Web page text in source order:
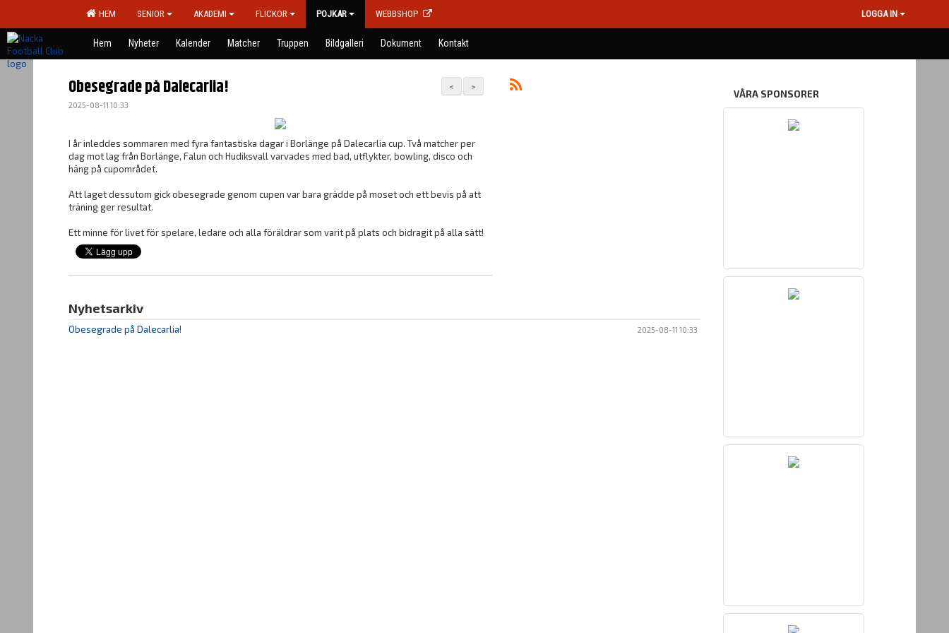
HEM SENIOR AKADEMI FLICKOR POJKAR WEBBSHOP LOGGA IN
Hem Nyheter Kalender Matcher Truppen Bildgalleri Dokument Kontakt
>
<
Obesegrade på Dalecarlia!
2025-08-11 10:33
I år inleddes sommaren med fyra fantastiska dagar i Borlänge på Dalecarlia cup. Två matcher per
dag mot lag från Borlänge, Falun och Hudiksvall varvades med bad, utflykter, bowling, disco och
häng på cupområdet.
Att laget dessutom gick obesegrade genom cupen var bara grädde på moset och ett bevis på att
träning ger resultat.
Ett minne för livet för spelare, ledare och alla föräldrar som varit på plats och bidragit på alla sätt!
Nyhetsarkiv
Obesegrade på Dalecarlia! 2025-08-11 10:33
VÅRA SPONSORER